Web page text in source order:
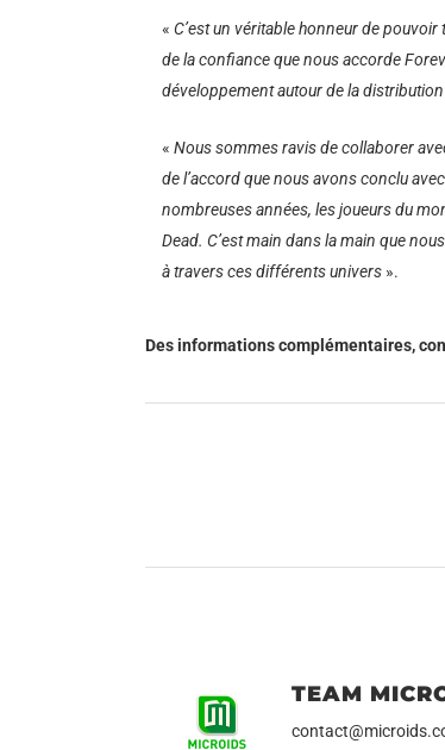
« C’est un véritable honneur de
de la confiance que nous accorde
développement autour de la
« Nous sommes ravis de collaborer
de l’accord que nous avons conclu
nombreuses années, les joueurs du
Dead. C’est main dans la main que
à travers ces différents univers ».
Des informations complémentaires,
TEAM